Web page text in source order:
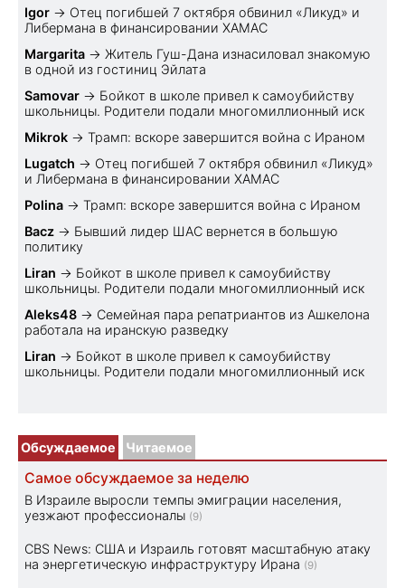
Igor → Отец погибшей 7 октября обвинил «Ликуд» и
Либермана в финансировании ХАМАС
Margarita → Житель Гуш-Дана изнасиловал знакомую
в одной из гостиниц Эйлата
Samovar → Бойкот в школе привел к самоубийству
школьницы. Родители подали многомиллионный иск
Mikrok → Трамп: вскоре завершится война с Ираном
Lugatch → Отец погибшей 7 октября обвинил «Ликуд»
и Либермана в финансировании ХАМАС
Polina → Трамп: вскоре завершится война с Ираном
Bacz → Бывший лидер ШАС вернется в большую
политику
Liran → Бойкот в школе привел к самоубийству
школьницы. Родители подали многомиллионный иск
Aleks48 → Семейная пара репатриантов из Ашкелона
работала на иранскую разведку
Liran → Бойкот в школе привел к самоубийству
школьницы. Родители подали многомиллионный иск
Обсуждаемое Читаемое
Самое обсуждаемое за неделю
В Израиле выросли темпы эмиграции населения,
уезжают профессионалы (9)
CBS News: США и Израиль готовят масштабную атаку
на энергетическую инфраструктуру Ирана (9)